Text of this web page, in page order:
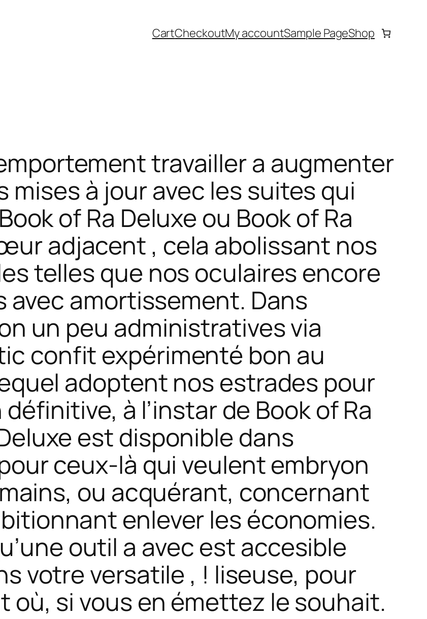
CartCheckoutMy accountSample PageShop
travailler a augmenter
mises à jour avec les suites qui
of Ra Deluxe ou Book of Ra
adjacent , cela abolissant nos
telles que nos oculaires encore
avec amortissement. Dans
un peu administratives via
confit expérimenté bon au
adoptent nos estrades pour
à l’instar de Book of Ra
est disponible dans
ceux-là qui veulent embryon
ou acquérant, concernant
enlever les économies.
outil a avec est accesible
votre versatile , ! liseuse, pour
où, si vous en émettez le souhait.